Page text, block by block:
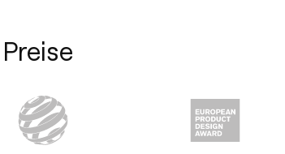
Preise